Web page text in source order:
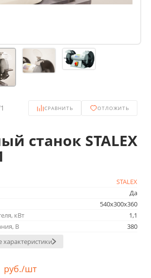
СРАВНИТЬ ОТЛОЖИТЬ
станок STALEX
STALEX
Да
540x300x360
кВт
1,1
В
380
характеристики
руб./шт